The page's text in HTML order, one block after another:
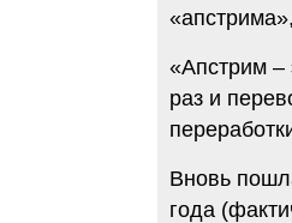
«Апстрим –
раз и
Вновь
года